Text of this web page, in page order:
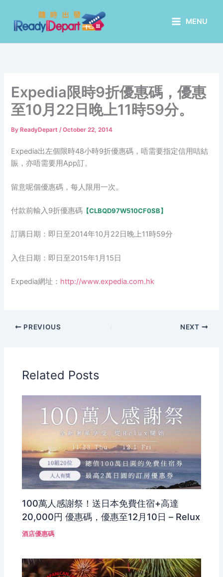
content
MENU
Expedia限時9折優惠碼，優惠
至10月22日晚上11時59分。
By ReadyDepart/October 22, 2014
Expedia出左個限時48小時9折優惠碼，唔需要指定信用咭結
賑，亦唔需要用App訂。
留意呢個優惠碼，每人限用一次。
付款前輸入­9折優惠碼 【CLBQD97W510CF0SB】
訂購日期：即日至2014年10月22日晚上11時59分
入住日期：即日至2015年1月15日
Expedia網址： http://www.expedia.com.hk
PREVIOUS NEXT
Related Posts
100萬人感謝祭！送日本免費住宿+高達
20,000円 優惠碼，優惠至12月10日 – Relux
酒店優惠碼